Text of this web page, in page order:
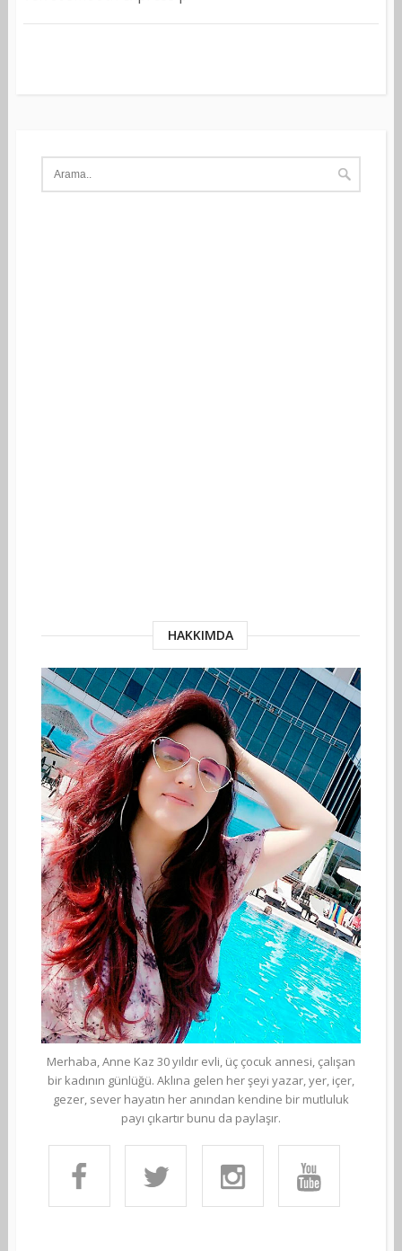
HAKKIMDA
Merhaba, Anne Kaz 30 yıldır evli, üç çocuk annesi, çalışan
bir kadının günlüğü. Aklına gelen her şeyi yazar, yer, içer,
gezer, sever hayatın her anından kendine bir mutluluk
payı çıkartır bunu da paylaşır.